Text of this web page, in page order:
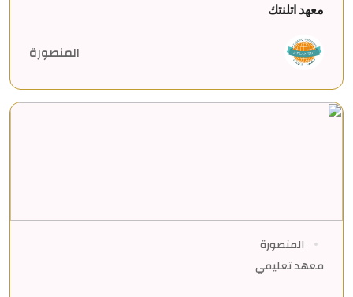
معهد اتلنتك
المنصورة
المنصورة
معهد تعليمي